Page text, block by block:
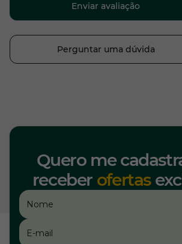
Enviar avaliação
Perguntar uma dúvida
Quero me
receber ofertas